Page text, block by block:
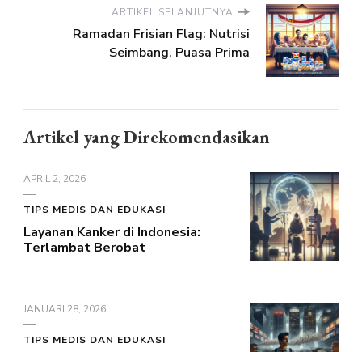
ARTIKEL SELANJUTNYA
Ramadan Frisian Flag: Nutrisi
Seimbang, Puasa Prima
Artikel yang Direkomendasikan
APRIL 2, 2026
TIPS MEDIS DAN EDUKASI
Layanan Kanker di Indonesia:
Terlambat Berobat
JANUARI 28, 2026
TIPS MEDIS DAN EDUKASI